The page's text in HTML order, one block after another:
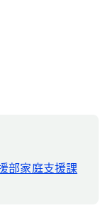
部家庭支援課